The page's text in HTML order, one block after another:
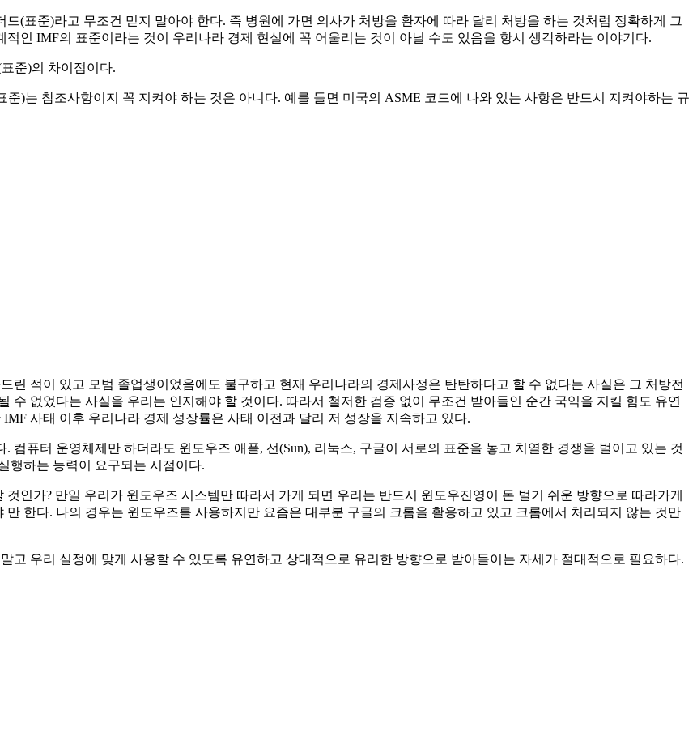
(표준)라고 무조건 믿지 말아야 한다. 즉 병원에 가면 의사가 처방을 환자에 따라 달리 처방을 하는 것처럼 정확하게 그
인 IMF의 표준이라는 것이 우리나라 경제 현실에 꼭 어울리는 것이 아닐 수도 있음을 항시 생각하라는 이야기다.
준)의 차이점이다.
)는 참조사항이지 꼭 지켜야 하는 것은 아니다. 예를 들면 미국의 ASME 코드에 나와 있는 사항은 반드시 지켜야하는 규
린 적이 있고 모범 졸업생이었음에도 불구하고 현재 우리나라의 경제사정은 탄탄하다고 할 수 없다는 사실은 그 처방전
수 없었다는 사실을 우리는 인지해야 할 것이다. 따라서 철저한 검증 없이 무조건 받아들인 순간 국익을 지킬 힘도 유연
사태 이후 우리나라 경제 성장률은 사태 이전과 달리 저 성장을 지속하고 있다.
컴퓨터 운영체제만 하더라도 윈도우즈 애플, 선(Sun), 리눅스, 구글이 서로의 표준을 놓고 치열한 경쟁을 벌이고 있는 것
행하는 능력이 요구되는 시점이다.
인가? 만일 우리가 윈도우즈 시스템만 따라서 가게 되면 우리는 반드시 윈도우진영이 돈 벌기 쉬운 방향으로 따라가게
한다. 나의 경우는 윈도우즈를 사용하지만 요즘은 대부분 구글의 크롬을 활용하고 있고 크롬에서 처리되지 않는 것만
고 우리 실정에 맞게 사용할 수 있도록 유연하고 상대적으로 유리한 방향으로 받아들이는 자세가 절대적으로 필요하다.